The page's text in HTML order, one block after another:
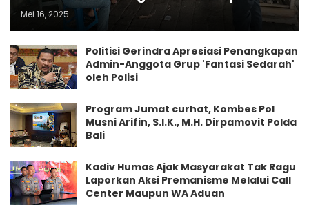
Mei 16, 2025
Politisi Gerindra Apresiasi Penangkapan
Admin-Anggota Grup 'Fantasi Sedarah'
oleh Polisi
Program Jumat curhat, Kombes Pol
Musni Arifin, S.I.K., M.H. Dirpamovit Polda
Bali
Kadiv Humas Ajak Masyarakat Tak Ragu
Laporkan Aksi Premanisme Melalui Call
Center Maupun WA Aduan